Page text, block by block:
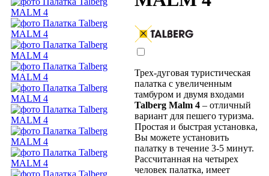
Трех-дуговая туристическая
палатка с увеличенным
тамбуром и двумя входами
Talberg Malm 4 – отличный
вариант для пешего туризма.
Простая и быстрая установка,
Вы можете установить
палатку в течение 3-5 минут.
Рассчитанная на четырех
человек палатка, имеет